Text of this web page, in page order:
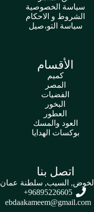
سياسة الخصوصية
الشروط و الاحكام
سياسة التو،صيل
الأقسام
كميم
المصر
الفضيات
البخور
العطور
العود والمسك
بوكسات الهدايا
اتصل بنا
الخوض, السيب, سلطنة عمان
96895226605+
ebdaakameem@gmail.com